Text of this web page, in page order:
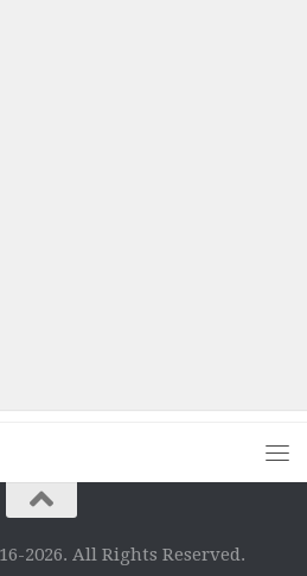
2026. All Rights Reserved.